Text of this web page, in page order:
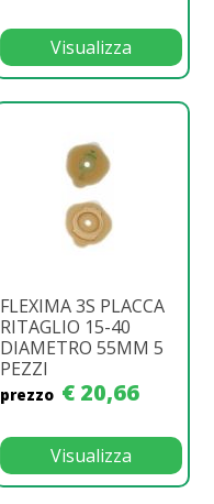
Visualizza
FLEXIMA 3S PLACCA
RITAGLIO 15-40
DIAMETRO 55MM 5
PEZZI
prezzo € 20,66
Visualizza